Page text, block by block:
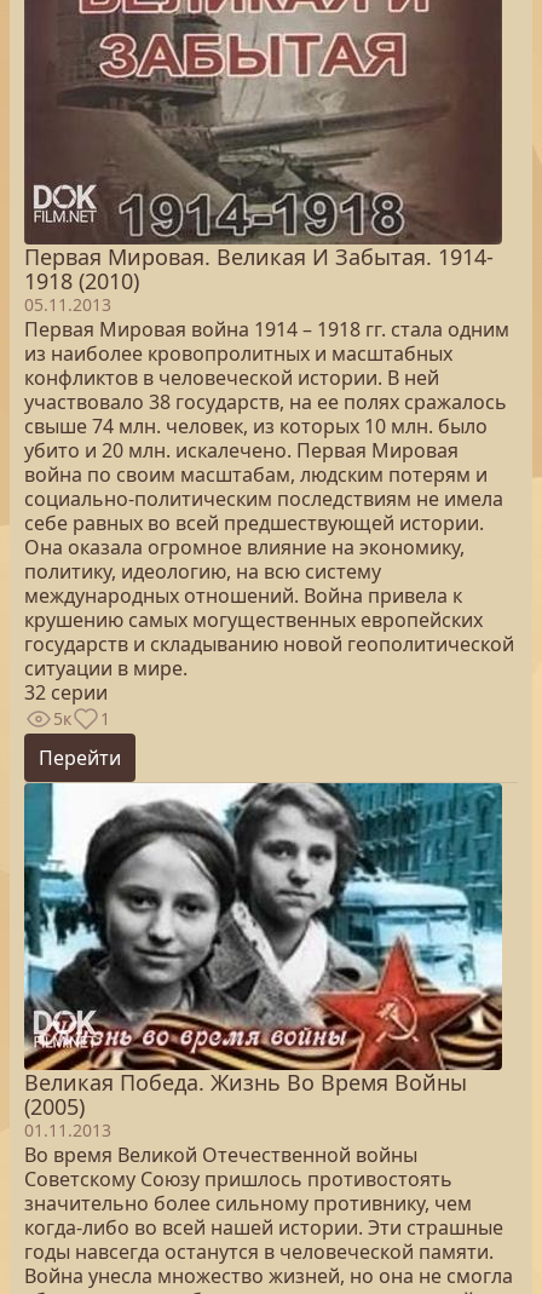
Первая Мировая. Великая И Забытая. 1914-
1918 (2010)
05.11.2013
Первая Мировая война 1914 – 1918 гг. стала одним
из наиболее кровопролитных и масштабных
конфликтов в человеческой истории. В ней
участвовало 38 государств, на ее полях сражалось
свыше 74 млн. человек, из которых 10 млн. было
убито и 20 млн. искалечено. Первая Мировая
война по своим масштабам, людским потерям и
социально-политическим последствиям не имела
себе равных во всей предшествующей истории.
Она оказала огромное влияние на экономику,
политику, идеологию, на всю систему
международных отношений. Война привела к
крушению самых могущественных европейских
государств и складыванию новой геополитической
ситуации в мире.
32 серии
5к 1
Перейти
Великая Победа. Жизнь Во Время Войны
(2005)
01.11.2013
Во время Великой Отечественной войны
Советскому Союзу пришлось противостоять
значительно более сильному противнику, чем
когда-либо во всей нашей истории. Эти страшные
годы навсегда останутся в человеческой памяти.
Война унесла множество жизней, но она не смогла